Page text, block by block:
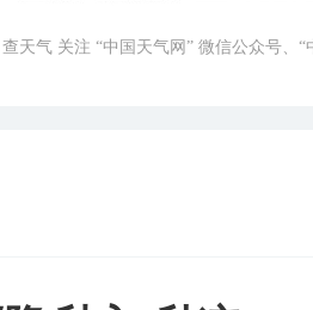
查天气 关注 “中国天气网” 微信公众号、